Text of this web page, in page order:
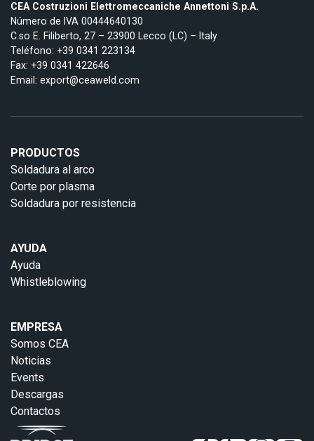
CEA Costruzioni Elettromeccaniche Annettoni S.p.A.
Número de IVA 00444640130
C.so E. Filiberto, 27 – 23900 Lecco (LC) – Italy
Teléfono: +39 0341 223134
Fax: +39 0341 422646
Email: export@ceaweld.com
PRODUCTOS
Soldadura al arco
Corte por plasma
Soldadura por resistencia
AYUDA
Ayuda
Whistleblowing
EMPRESA
Somos CEA
Noticias
Events
Descargas
Contactos